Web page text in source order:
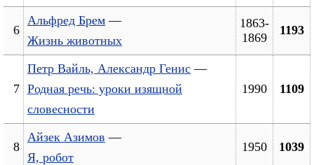
6
Альфред Брем —
Жизнь животных
1863-
1869
1193
7
Петр Вайль, Александр Генис —
Родная речь: уроки изящной
словесности
1990 1109
8
Айзек Азимов —
Я, робот
1950 1039